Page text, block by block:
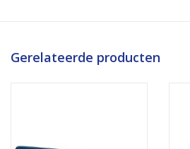
Gerelateerde producten